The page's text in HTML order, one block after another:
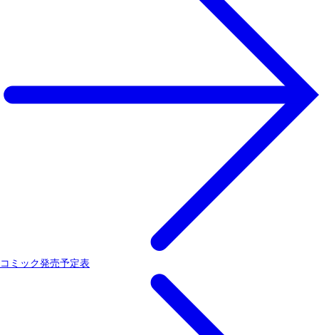
コミック発売予定表